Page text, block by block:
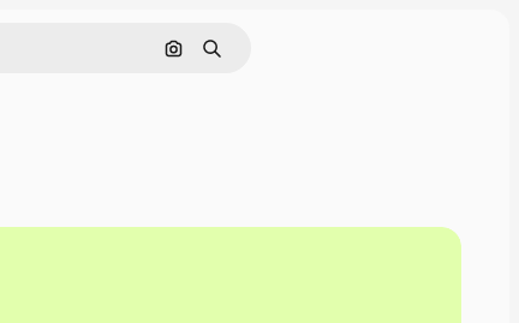
Pesquisar por imagem
Buscar